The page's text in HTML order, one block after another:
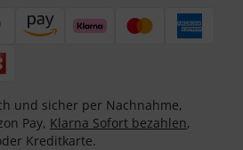
und sicher per Nachnahme,
Pay, Klarna Sofort bezahlen,
Kreditkarte.